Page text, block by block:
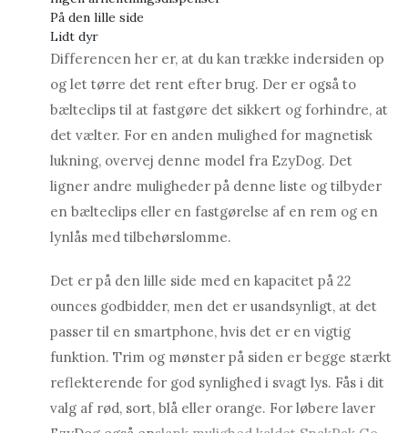
På den lille side
Lidt dyr
Differencen her er, at du kan trække indersiden op
og let tørre det rent efter brug. Der er også to
bælteclips til at fastgøre det sikkert og forhindre, at
det vælter. For en anden mulighed for magnetisk
lukning, overvej denne model fra EzyDog. Det
ligner andre muligheder på denne liste og tilbyder
en bælteclips eller en fastgørelse af en rem og en
lynlås med tilbehørslomme.
Det er på den lille side med en kapacitet på 22
ounces godbidder, men det er usandsynligt, at det
passer til en smartphone, hvis det er en vigtig
funktion. Trim og mønster på siden er begge stærkt
reflekterende for god synlighed i svagt lys. Fås i dit
valg af rød, sort, blå eller orange. For løbere laver